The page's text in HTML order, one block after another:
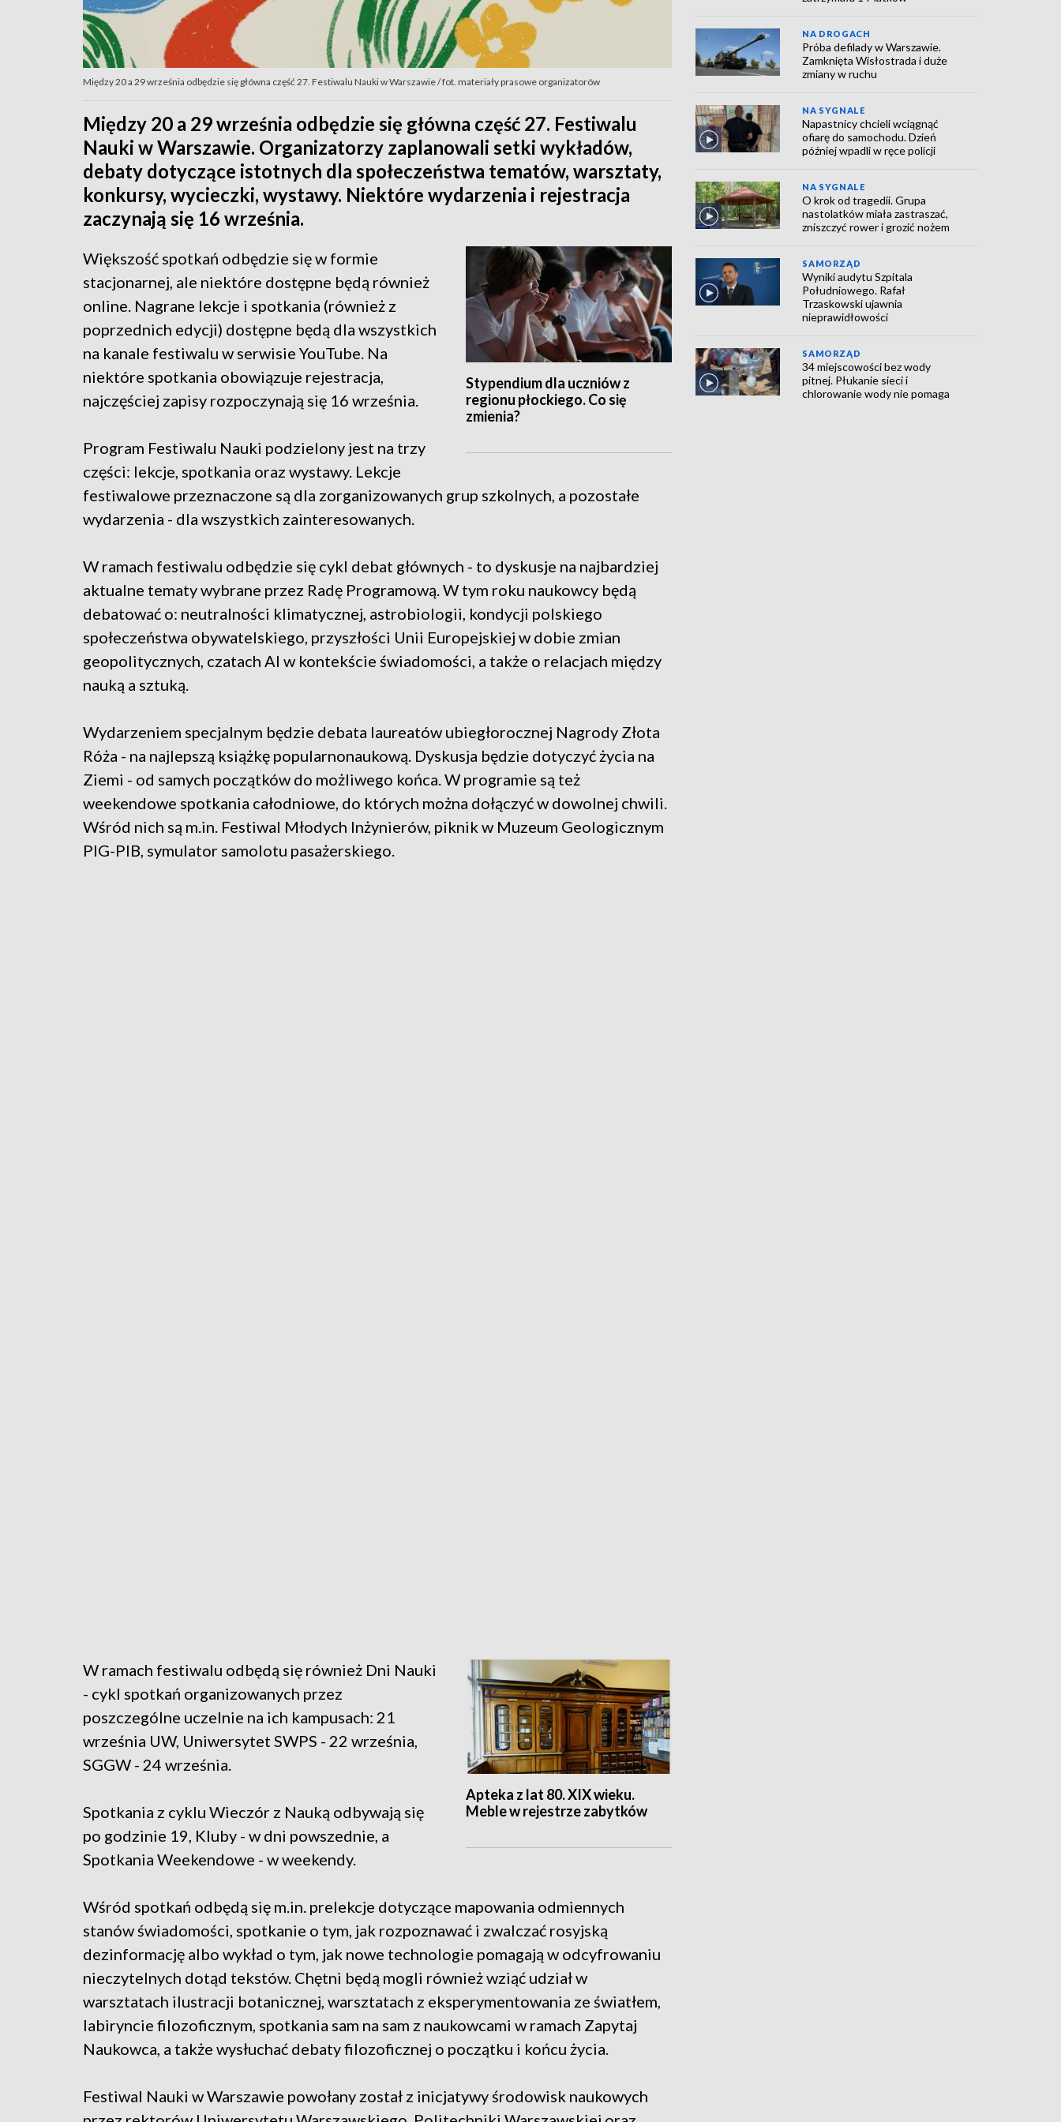
Między 20 a 29 września odbędzie się główna część 27. Festiwalu Nauki w Warszawie / fot. materiały prasowe organizatorów
Między 20 a 29 września odbędzie się główna część 27. Festiwalu
Nauki w Warszawie. Organizatorzy zaplanowali setki wykładów,
debaty dotyczące istotnych dla społeczeństwa tematów, warsztaty,
konkursy, wycieczki, wystawy. Niektóre wydarzenia i rejestracja
zaczynają się 16 września.
Stypendium dla uczniów z
regionu płockiego. Co się
zmienia?
Większość spotkań odbędzie się w formie
stacjonarnej, ale niektóre dostępne będą również
online. Nagrane lekcje i spotkania (również z
poprzednich edycji) dostępne będą dla wszystkich
na kanale festiwalu w serwisie YouTube. Na
niektóre spotkania obowiązuje rejestracja,
najczęściej zapisy rozpoczynają się 16 września.
Program Festiwalu Nauki podzielony jest na trzy
części: lekcje, spotkania oraz wystawy. Lekcje
festiwalowe przeznaczone są dla zorganizowanych grup szkolnych, a pozostałe
wydarzenia - dla wszystkich zainteresowanych.
W ramach festiwalu odbędzie się cykl debat głównych - to dyskusje na najbardziej
aktualne tematy wybrane przez Radę Programową. W tym roku naukowcy będą
debatować o: neutralności klimatycznej, astrobiologii, kondycji polskiego
społeczeństwa obywatelskiego, przyszłości Unii Europejskiej w dobie zmian
geopolitycznych, czatach AI w kontekście świadomości, a także o relacjach między
nauką a sztuką.
Wydarzeniem specjalnym będzie debata laureatów ubiegłorocznej Nagrody Złota
Róża - na najlepszą książkę popularnonaukową. Dyskusja będzie dotyczyć życia na
Ziemi - od samych początków do możliwego końca. W programie są też
weekendowe spotkania całodniowe, do których można dołączyć w dowolnej chwili.
Wśród nich są m.in. Festiwal Młodych Inżynierów, piknik w Muzeum Geologicznym
PIG-PIB, symulator samolotu pasażerskiego.
Apteka z lat 80. XIX wieku.
Meble w rejestrze zabytków
W ramach festiwalu odbędą się również Dni Nauki
- cykl spotkań organizowanych przez
poszczególne uczelnie na ich kampusach: 21
września UW, Uniwersytet SWPS - 22 września,
SGGW - 24 września.
Spotkania z cyklu Wieczór z Nauką odbywają się
po godzinie 19, Kluby - w dni powszednie, a
Spotkania Weekendowe - w weekendy.
Wśród spotkań odbędą się m.in. prelekcje dotyczące mapowania odmiennych
stanów świadomości, spotkanie o tym, jak rozpoznawać i zwalczać rosyjską
dezinformację albo wykład o tym, jak nowe technologie pomagają w odcyfrowaniu
nieczytelnych dotąd tekstów. Chętni będą mogli również wziąć udział w
warsztatach ilustracji botanicznej, warsztatach z eksperymentowania ze światłem,
labiryncie filozoficznym, spotkania sam na sam z naukowcami w ramach Zapytaj
Naukowca, a także wysłuchać debaty filozoficznej o początku i końcu życia.
Festiwal Nauki w Warszawie powołany został z inicjatywy środowisk naukowych
NA DROGACH
Próba defilady w Warszawie.
Zamknięta Wisłostrada i duże
zmiany w ruchu
NA SYGNALE
Napastnicy chcieli wciągnąć
ofiarę do samochodu. Dzień
później wpadli w ręce policji
NA SYGNALE
O krok od tragedii. Grupa
nastolatków miała zastraszać,
zniszczyć rower i grozić nożem
SAMORZĄD
Wyniki audytu Szpitala
Południowego. Rafał
Trzaskowski ujawnia
nieprawidłowości
SAMORZĄD
34 miejscowości bez wody
pitnej. Płukanie sieci i
chlorowanie wody nie pomaga